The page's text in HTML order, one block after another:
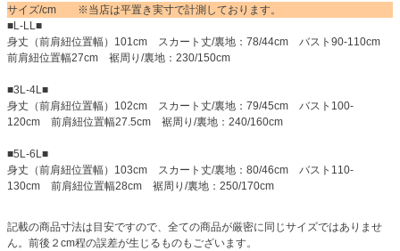
サイズ/cm ※当店は平置き実寸で計測しております。
■L-LL■
身丈（前肩紐位置幅）101cm スカート丈/裏地：78/44cm バスト90-110cm
前肩紐位置幅27cm 裾周り/裏地：230/150cm
■3L-4L■
身丈（前肩紐位置幅）102cm スカート丈/裏地：79/45cm バスト100-
120cm 前肩紐位置幅27.5cm 裾周り/裏地：240/160cm
■5L-6L■
身丈（前肩紐位置幅）103cm スカート丈/裏地：80/46cm バスト110-
130cm 前肩紐位置幅28cm 裾周り/裏地：250/170cm
記載の商品寸法は目安ですので、全ての商品が厳密に同じサイズではありませ
ん。前後２cm程の誤差が生じるものもございます。